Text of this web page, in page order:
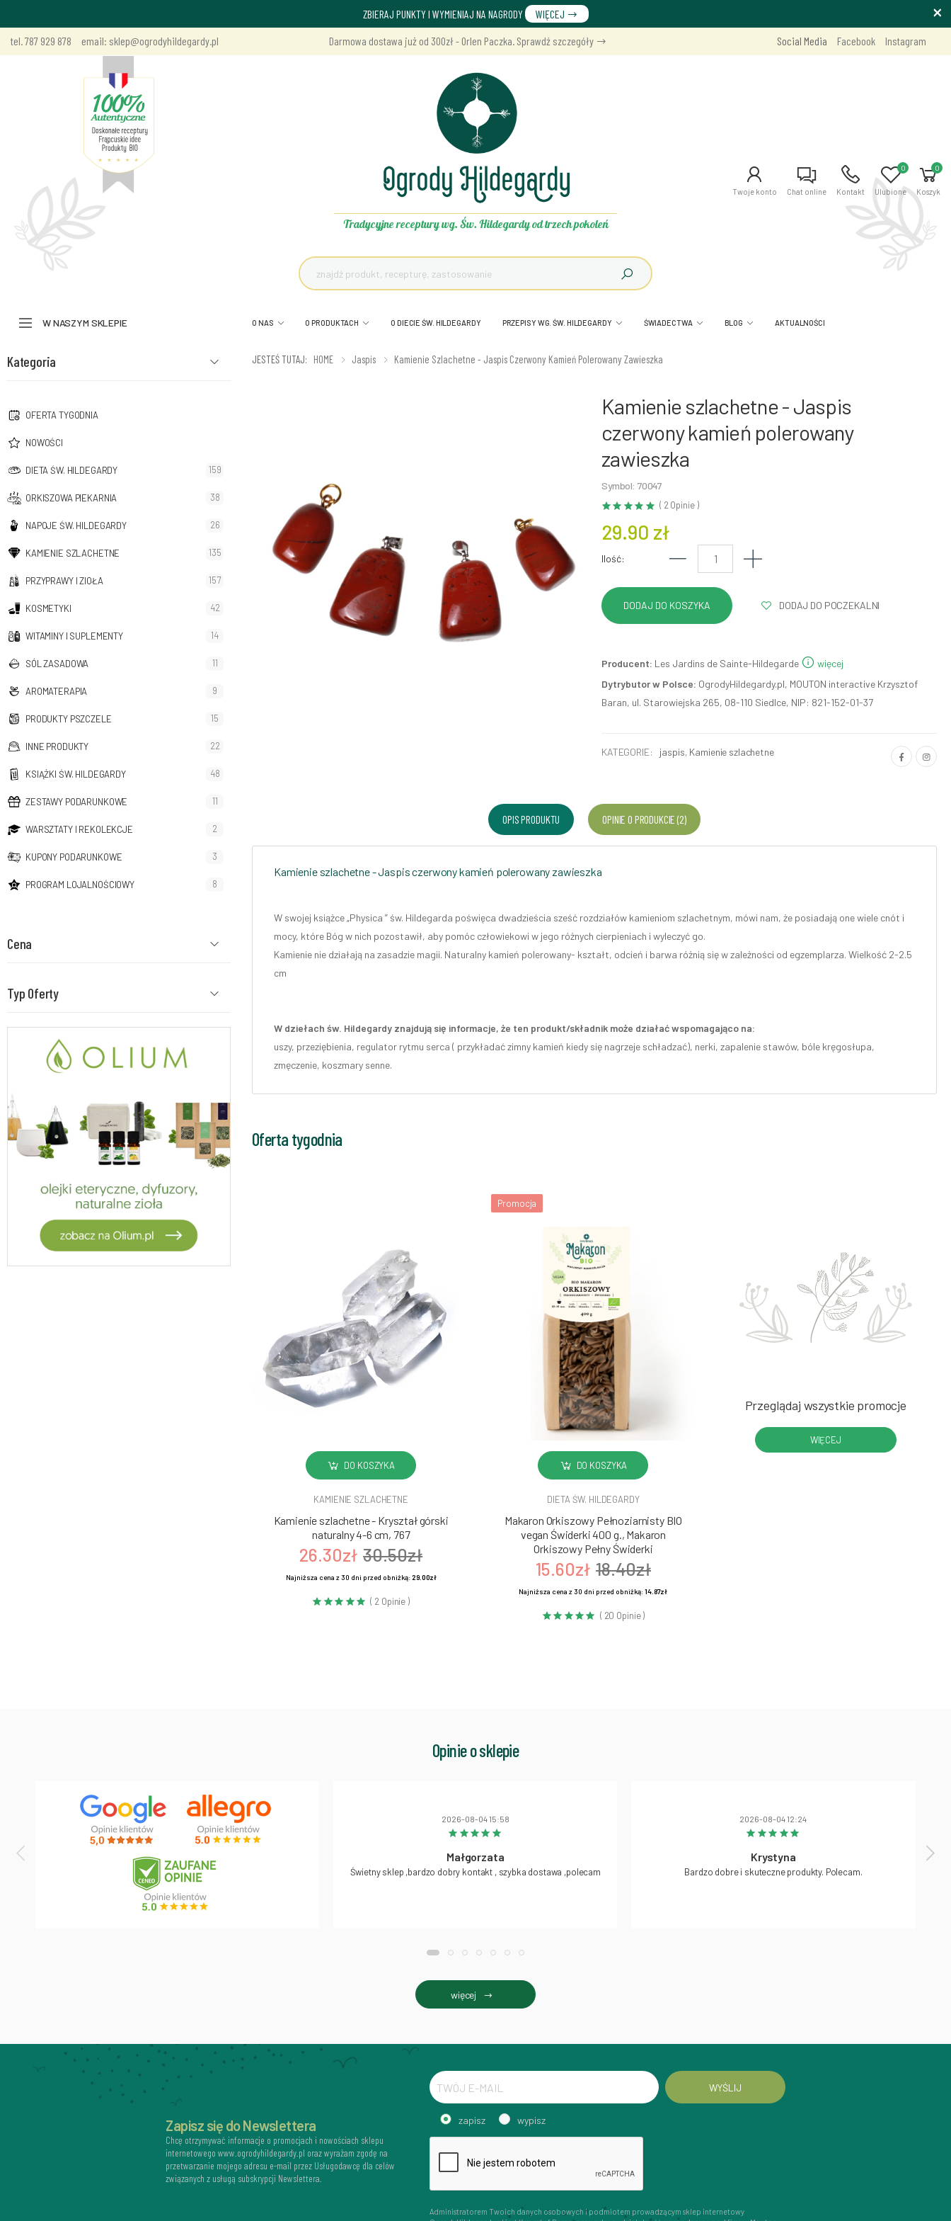
ZBIERAJ PUNKTY I WYMIENIAJ NA NAGRODY
WIĘCEJ
tel. 787 929 878
email: sklep@ogrodyhildegardy.pl Darmowa dostawa już od 300zł - Orlen Paczka. Sprawdź szczegóły Social Media Facebook Instagram
Tradycyjne receptury wg. Św. Hildegardy od trzech pokoleń
Twoje konto Chat online Kontakt Ulubione
0 0
Koszyk
W NASZYM SKLEPIE O NAS O PRODUKTACH O DIECIE ŚW. HILDEGARDY PRZEPISY WG. ŚW. HILDEGARDY ŚWIADECTWA BLOG AKTUALNOŚCI
Kategoria
OFERTA TYGODNIA
NOWOŚCI
DIETA ŚW. HILDEGARDY 159
ORKISZOWA PIEKARNIA 38
NAPOJE ŚW. HILDEGARDY 26
KAMIENIE SZLACHETNE 135
PRZYPRAWY I ZIOŁA 157
KOSMETYKI 42
WITAMINY I SUPLEMENTY 14
SÓL ZASADOWA 11
AROMATERAPIA 9
PRODUKTY PSZCZELE 15
INNE PRODUKTY 22
KSIĄŻKI ŚW. HILDEGARDY 48
ZESTAWY PODARUNKOWE 11
WARSZTATY I REKOLEKCJE 2
KUPONY PODARUNKOWE 3
PROGRAM LOJALNOŚCIOWY 8
Cena
Typ Oferty
JESTEŚ TUTAJ: HOME Jaspis Kamienie Szlachetne - Jaspis Czerwony Kamień Polerowany Zawieszka
Kamienie szlachetne - Jaspis
czerwony kamień polerowany
zawieszka
Symbol: 70047
( 2 Opinie )
29.90 zł
Ilość:
DODAJ DO POCZEKALNI
Producent: Les Jardins de Sainte-Hildegarde
więcej
Dytrybutor w Polsce: OgrodyHildegardy.pl, MOUTON interactive Krzysztof
Baran, ul. Starowiejska 265, 08-110 Siedlce, NIP: 821-152-01-37
KATEGORIE: jaspis, Kamienie szlachetne
OPIS PRODUKTU OPINIE O PRODUKCIE (2)
Kamienie szlachetne - Jaspis czerwony kamień polerowany zawieszka
W swojej książce „Physica ” św. Hildegarda poświęca dwadzieścia sześć rozdziałów kamieniom szlachetnym, mówi nam, że posiadają one wiele cnót i
mocy, które Bóg w nich pozostawił, aby pomóc człowiekowi w jego różnych cierpieniach i wyleczyć go.
Kamienie nie działają na zasadzie magii. Naturalny kamień polerowany- kształt, odcień i barwa różnią się w zależności od egzemplarza. Wielkość 2-2.5
cm
W dziełach św. Hildegardy znajdują się informacje, że ten produkt/składnik może działać wspomagająco na:
uszy, przeziębienia, regulator rytmu serca ( przykładać zimny kamień kiedy się nagrzeje schładzać), nerki, zapalenie stawów, bóle kręgosłupa,
zmęczenie, koszmary senne.
Oferta tygodnia
DO KOSZYKA
KAMIENIE SZLACHETNE
Kamienie szlachetne - Kryształ górski
naturalny 4-6 cm, 767
26.30zł 30.50zł
Najniższa cena z 30 dni przed obniżką:29.00zł
( 2 Opinie )
Promocja
DO KOSZYKA
DIETA ŚW. HILDEGARDY
Makaron Orkiszowy Pełnoziarnisty BIO
vegan Świderki 400 g., Makaron
Orkiszowy Pełny Świderki
15.60zł 18.40zł
Najniższa cena z 30 dni przed obniżką:14.87zł
( 20 Opinie )
Przeglądaj wszystkie promocje
WIĘCEJ
Opinie o sklepie
2026-08-04 15:58
Małgorzata
Świetny sklep ,bardzo dobry kontakt , szybka dostawa ,polecam
2026-08-04 12:24
Krystyna
Bardzo dobre i skuteczne produkty. Polecam.
więcej
Zapisz się do Newslettera
Chcę otrzymywać informacje o promocjach i nowościach sklepu
internetowego www.ogrodyhildegardy.pl oraz wyrażam zgodę na
przetwarzanie mojego adresu e-mail przez Usługodawcę dla celów
związanych z usługą subskrypcji Newslettera.
WYŚLIJ
zapisz wypisz
Administratorem Twoich danych osobowych i podmiotem prowadzącym sklep internetowy